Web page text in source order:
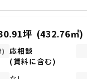
坪 (432.76㎡)
)
応相談
(賃料に含む)